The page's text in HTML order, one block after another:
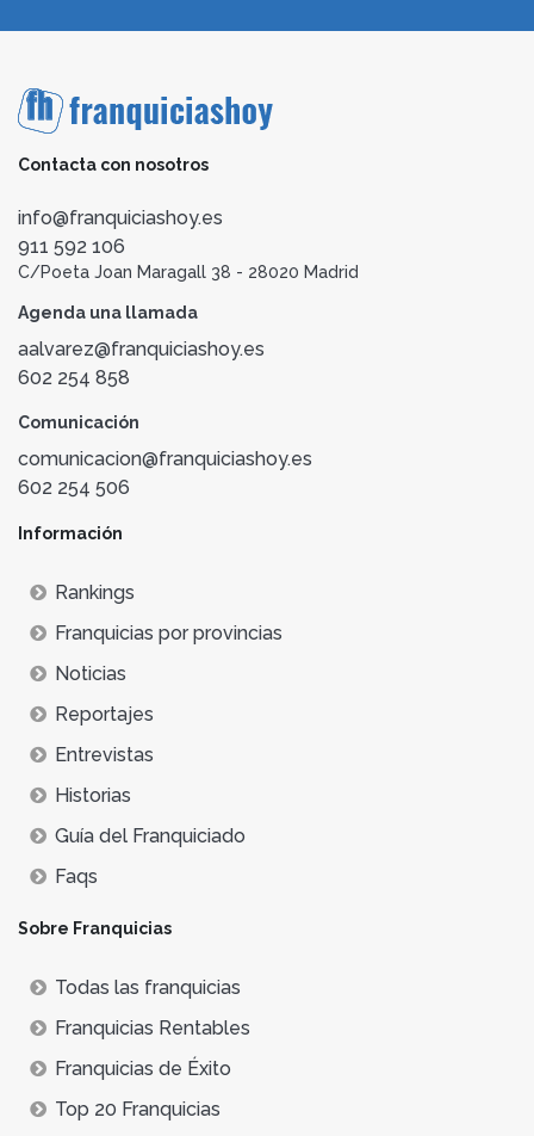
Contacta con nosotros
info@franquiciashoy.es
911 592 106
C/Poeta Joan Maragall 38 - 28020 Madrid
Agenda una llamada
aalvarez@franquiciashoy.es
602 254 858
Comunicación
comunicacion@franquiciashoy.es
602 254 506
Información
Rankings
Franquicias por provincias
Noticias
Reportajes
Entrevistas
Historias
Guía del Franquiciado
Faqs
Sobre Franquicias
Todas las franquicias
Franquicias Rentables
Franquicias de Éxito
Top 20 Franquicias